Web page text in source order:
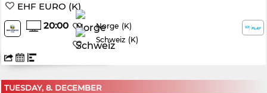
EHF EURO (K)
20:00
Norge (K)
Schweiz (K)
TUESDAY, 8. DECEMBER